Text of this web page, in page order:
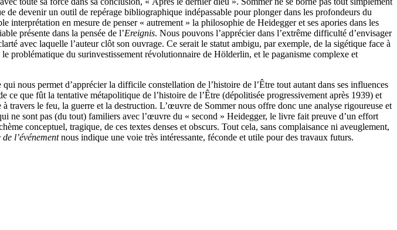
devenir un outil de repérage bibliographique indépassable pour plonger dans les profondeurs du
interprétation en mesure de penser « autrement » la philosophie de Heidegger et ses apories dans les
présente dans la pensée de l’Ereignis. Nous pouvons l’apprécier dans l’extrême difficulté d’envisager
avec laquelle l’auteur clôt son ouvrage. Ce serait le statut ambigu, par exemple, de la sigétique face à
problématique du surinvestissement révolutionnaire de Hölderlin, et le paganisme complexe et
nous permet d’apprécier la difficile constellation de l’histoire de l’Être tout autant dans ses influences
que fût la tentative métapolitique de l’histoire de l’Être (dépolitisée progressivement après 1939) et
travers le feu, la guerre et la destruction. L’œuvre de Sommer nous offre donc une analyse rigoureuse et
ne sont pas (du tout) familiers avec l’œuvre du « second » Heidegger, le livre fait preuve d’un effort
conceptuel, tragique, de ces textes denses et obscurs. Tout cela, sans complaisance ni aveuglement,
l’événementnous indique une voie très intéressante, féconde et utile pour des travaux futurs.